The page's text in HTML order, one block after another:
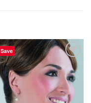
Save
verlanglijst
toevoegen